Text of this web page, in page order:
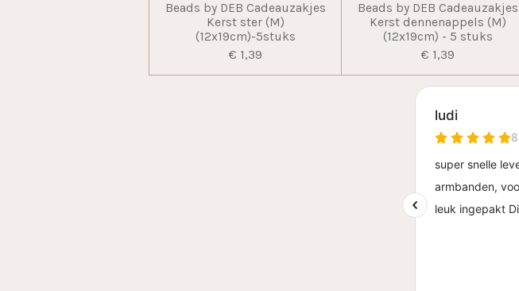
Beads by DEB Cadeauzakjes
Kerst ster (M)
(12x19cm)-5stuks
€ 1,39
Beads by DEB Cadeauzakjes
Kerst dennenappels (M)
(12x19cm) - 5 stuks
€ 1,39